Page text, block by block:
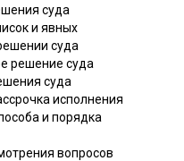
суда
и явных
суда
решение суда
суда
исполнения
и порядка
вопросов